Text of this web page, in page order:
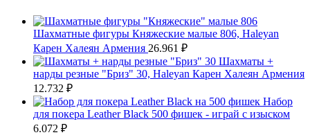
Шахматные фигуры Княжеские малые 806, Haleyan
Карен Халеян Армения 26.961 ₽
Шахматы +
нарды резные "Бриз" 30, Haleyan Карен Халеян Армения
12.732 ₽
Набор
для покера Leather Black 500 фишек - играй с изыском
6.072 ₽